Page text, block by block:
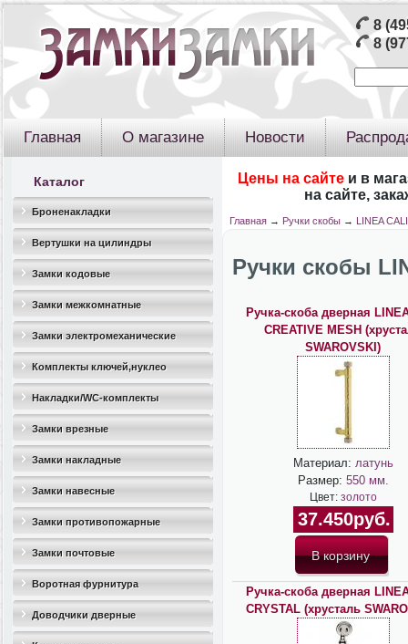
8
8
Главная О магазине Новости
Каталог
Броненакладки
Вертушки на цилиндры
Замки кодовые
Замки межкомнатные
Замки электромеханические
Комплекты ключей,нуклео
Накладки/WC-комплекты
Замки врезные
Замки накладные
Замки навесные
Замки противопожарные
Замки почтовые
Воротная фурнитура
Доводчики дверные
Цены на сайте и в
на сайте,
Главная→ Ручки скобы→ LINEA CALI
Ручки скобы
Ручка-скоба дверная
CREATIVE MESH
SWAROVSKI)
Материал: латунь
Размер: 550 мм.
Цвет: золото
37.450руб.
Ручка-скоба дверная
CRYSTAL (хрусталь